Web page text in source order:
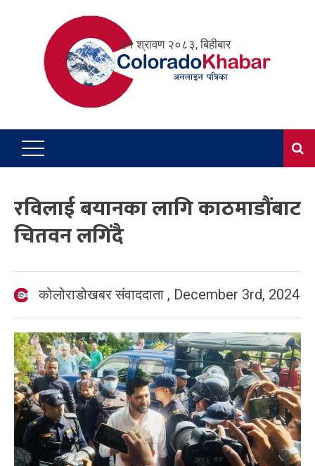
२१ श्रावण २०८३, बिहीबार
रविलाई बयानका लागि काठमाडौंबाट
चितवन लगिंदै
कोलोराडोखबर संवाददाता , December 3rd, 2024